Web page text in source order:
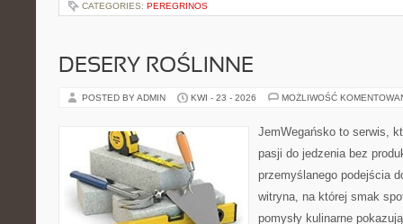
CATEGORIES: PEREGRINOS
DESERY ROŚLINNE
POSTED BY ADMIN KWI - 23 - 2026 MOŻLIWOŚĆ
JemWegańsko to serwis,
pasji do jedzenia bez
przemyślanego podejścia
witryna, na której smak
pomysły kulinarne